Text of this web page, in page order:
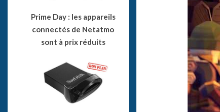
Prime Day : les appareils
connectés de Netatmo
sont à prix réduits